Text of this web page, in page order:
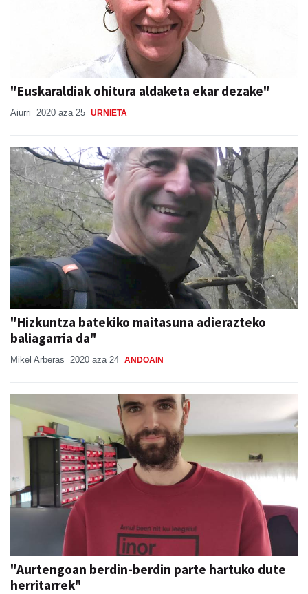
"Euskaraldiak ohitura aldaketa ekar dezake"
Aiurri 2020 aza 25 URNIETA
"Hizkuntza batekiko maitasuna adierazteko
baliagarria da"
Mikel Arberas 2020 aza 24 ANDOAIN
"Aurtengoan berdin-berdin parte hartuko dute
herritarrek"